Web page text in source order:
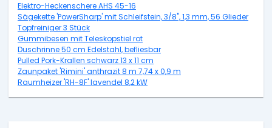
Elektro-Heckenschere AHS 45-16
Sägekette 'PowerSharp' mit Schleifstein, 3/8", 1,3 mm, 56 Glieder
Topfreiniger 3 Stück
Gummibesen mit Teleskopstiel rot
Duschrinne 50 cm Edelstahl, befliesbar
Pulled Pork-Krallen schwarz 13 x 11 cm
Zaunpaket 'Rimini' anthrazit 8 m 7,74 x 0,9 m
Raumheizer 'RH-8F' lavendel 8,2 kW